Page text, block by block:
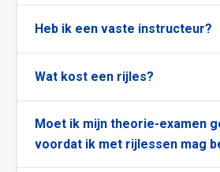
Heb ik een vaste instructeur?
Wat kost een rijles?
Moet ik mijn theorie-examen
voordat ik met rijlessen mag